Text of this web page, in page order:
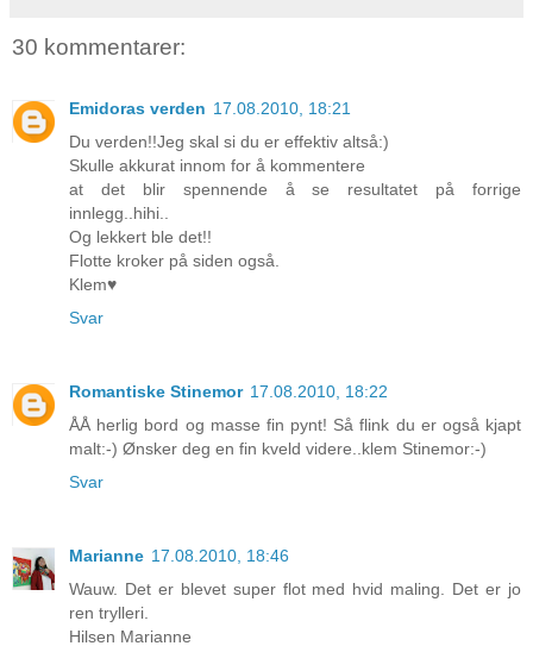
30 kommentarer:
Emidoras verden 17.08.2010, 18:21
Du verden!!Jeg skal si du er effektiv altså:)
Skulle akkurat innom for å kommentere
at det blir spennende å se resultatet på forrige
innlegg..hihi..
Og lekkert ble det!!
Flotte kroker på siden også.
Klem♥
Svar
Romantiske Stinemor 17.08.2010, 18:22
ÅÅ herlig bord og masse fin pynt! Så flink du er også kjapt
malt:-) Ønsker deg en fin kveld videre..klem Stinemor:-)
Svar
Marianne 17.08.2010, 18:46
Wauw. Det er blevet super flot med hvid maling. Det er jo
ren trylleri.
Hilsen Marianne